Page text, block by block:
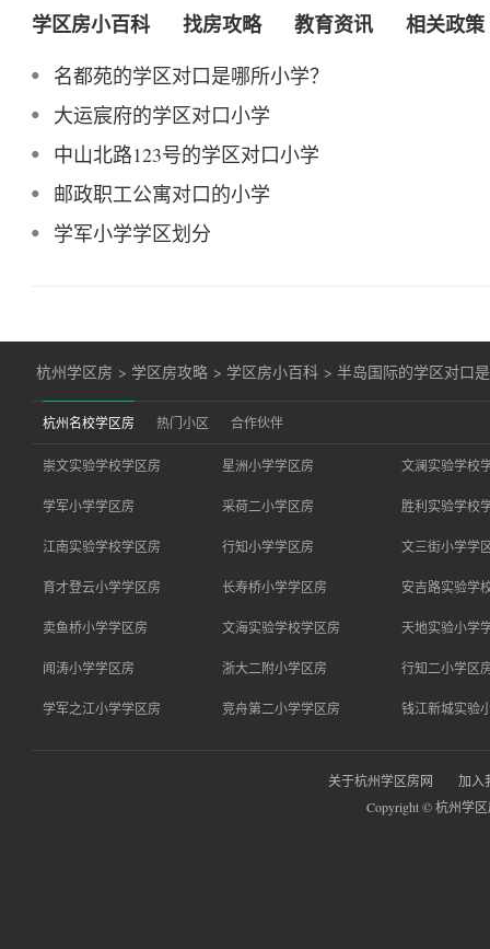
学区房小百科 找房攻略 教育资讯 相关政策
名都苑的学区对口是哪所小学？
大运宸府的学区对口小学
中山北路123号的学区对口小学
邮政职工公寓对口的小学
学军小学学区划分
杭州学区房 > 学区房攻略 > 学区房小百科 >半岛国际的学区对口
杭州名校学区房 热门小区 合作伙伴
崇文实验学校学区房 星洲小学学区房 文澜实验学校
学军小学学区房 采荷二小学区房 胜利实验学校
江南实验学校学区房 行知小学学区房 文三街小学学
育才登云小学学区房 长寿桥小学学区房 安吉路实验学
卖鱼桥小学学区房 文海实验学校学区房 天地实验小学
闻涛小学学区房 浙大二附小学区房 行知二小学区
学军之江小学学区房 竞舟第二小学学区房 钱江新城实验
关于杭州学区房网
加入
Copyright © 杭州学